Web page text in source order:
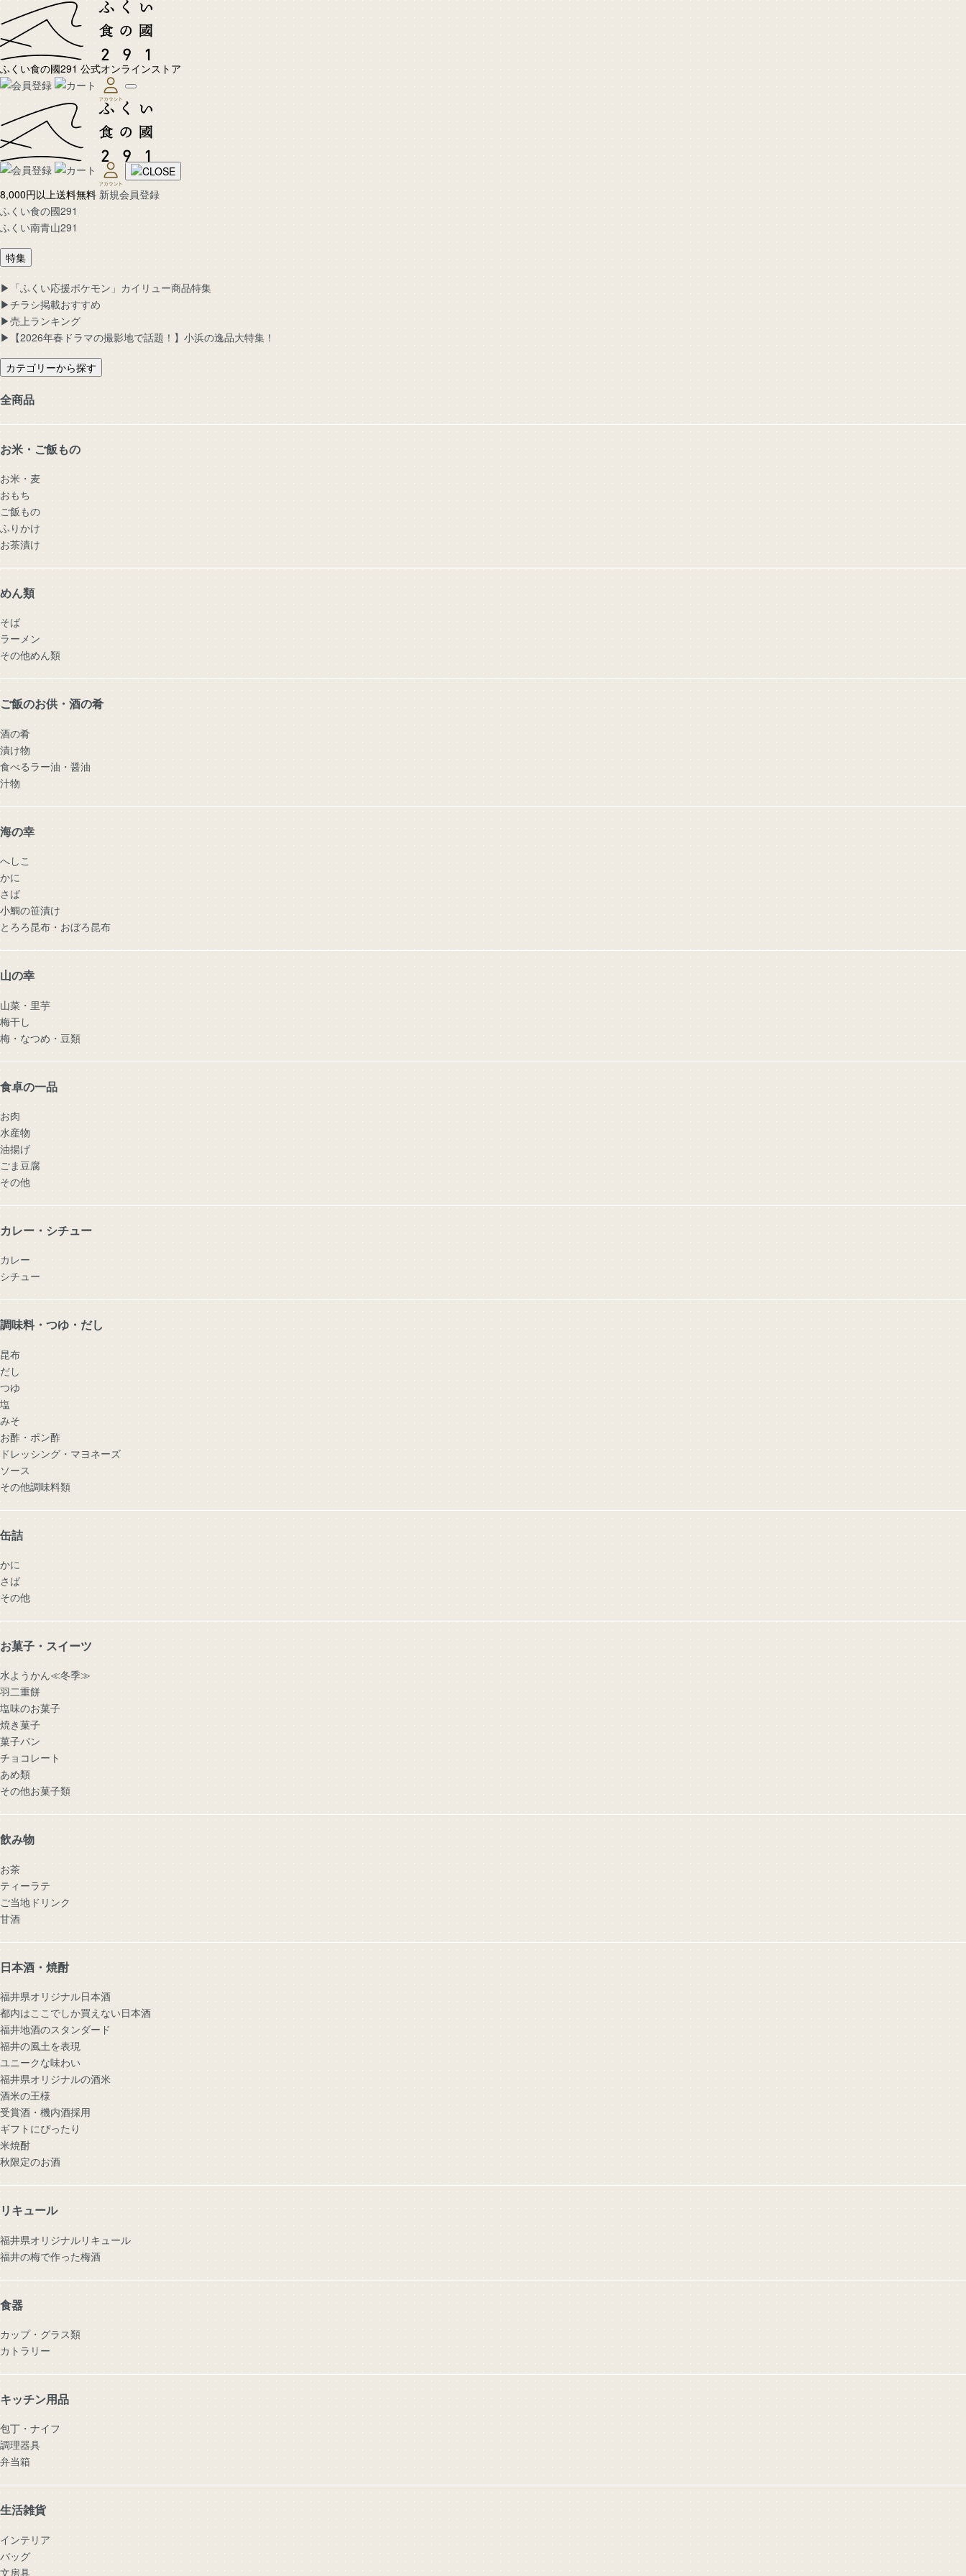
ふくい食の國291 公式オンラインストア
8,000円以上送料無料 新規会員登録
ふくい食の國291
ふくい南青山291
特集
▶︎「ふくい応援ポケモン」カイリュー商品特集
▶︎チラシ掲載おすすめ
▶︎売上ランキング
▶︎【2026年春ドラマの撮影地で話題！】小浜の逸品大特集！
カテゴリーから探す
全商品
お米・ご飯もの
お米・麦
おもち
ご飯もの
ふりかけ
お茶漬け
めん類
そば
ラーメン
その他めん類
ご飯のお供・酒の肴
酒の肴
漬け物
食べるラー油・醤油
汁物
海の幸
へしこ
かに
さば
小鯛の笹漬け
とろろ昆布・おぼろ昆布
山の幸
山菜・里芋
梅干し
梅・なつめ・豆類
食卓の一品
お肉
水産物
油揚げ
ごま豆腐
その他
カレー・シチュー
カレー
シチュー
調味料・つゆ・だし
昆布
だし
つゆ
塩
みそ
お酢・ポン酢
ドレッシング・マヨネーズ
ソース
その他調味料類
缶詰
かに
さば
その他
お菓子・スイーツ
水ようかん≪冬季≫
羽二重餅
塩味のお菓子
焼き菓子
菓子パン
チョコレート
あめ類
その他お菓子類
飲み物
お茶
ティーラテ
ご当地ドリンク
甘酒
日本酒・焼酎
福井県オリジナル日本酒
都内はここでしか買えない日本酒
福井地酒のスタンダード
福井の風土を表現
ユニークな味わい
福井県オリジナルの酒米
酒米の王様
受賞酒・機内酒採用
ギフトにぴったり
米焼酎
秋限定のお酒
リキュール
福井県オリジナルリキュール
福井の梅で作った梅酒
食器
カップ・グラス類
カトラリー
キッチン用品
包丁・ナイフ
調理器具
弁当箱
生活雑貨
インテリア
バッグ
文房具